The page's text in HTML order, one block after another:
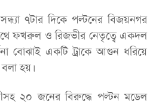
৭টার দিকে পল্টনের বিজয়নগর
ফখরুল ও রিজভীর নেতৃত্বে একদল
বোঝাই একটি ট্রাকে আগুন ধরিয়ে
হয়।
২০ জনের বিরুদ্ধে পল্টন মডেল